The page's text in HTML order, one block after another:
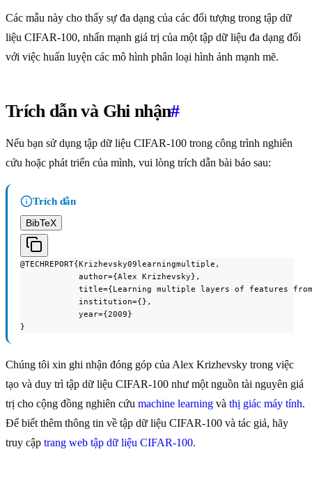
Các mẫu này cho thấy sự đa dạng của các đối tượng trong tập dữ
liệu CIFAR-100, nhấn mạnh giá trị của một tập dữ liệu đa dạng đối
với việc huấn luyện các mô hình phân loại hình ảnh mạnh mẽ.
Trích dẫn và Ghi nhận#
Nếu bạn sử dụng tập dữ liệu CIFAR-100 trong công trình nghiên
cứu hoặc phát triển của mình, vui lòng trích dẫn bài báo sau:
Trích dẫn
BibTeX
@TECHREPORT{Krizhevsky09learningmultiple,
            author={Alex Krizhevsky},
title={Learning multiple layers of features
            institution={},
            year={2009}
}
Chúng tôi xin ghi nhận đóng góp của Alex Krizhevsky trong việc
tạo và duy trì tập dữ liệu CIFAR-100 như một nguồn tài nguyên giá
trị cho cộng đồng nghiên cứu machine learning và thị giác máy tính.
Để biết thêm thông tin về tập dữ liệu CIFAR-100 và tác giả, hãy
truy cập trang web tập dữ liệu CIFAR-100.